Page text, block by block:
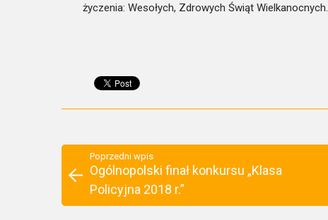
życzenia: Wesołych, Zdrowych Świąt Wielkanocnych.
Poprzedni wpis
Ogólnopolski finał konkursu „Klasa
Policyjna 2018 r.”